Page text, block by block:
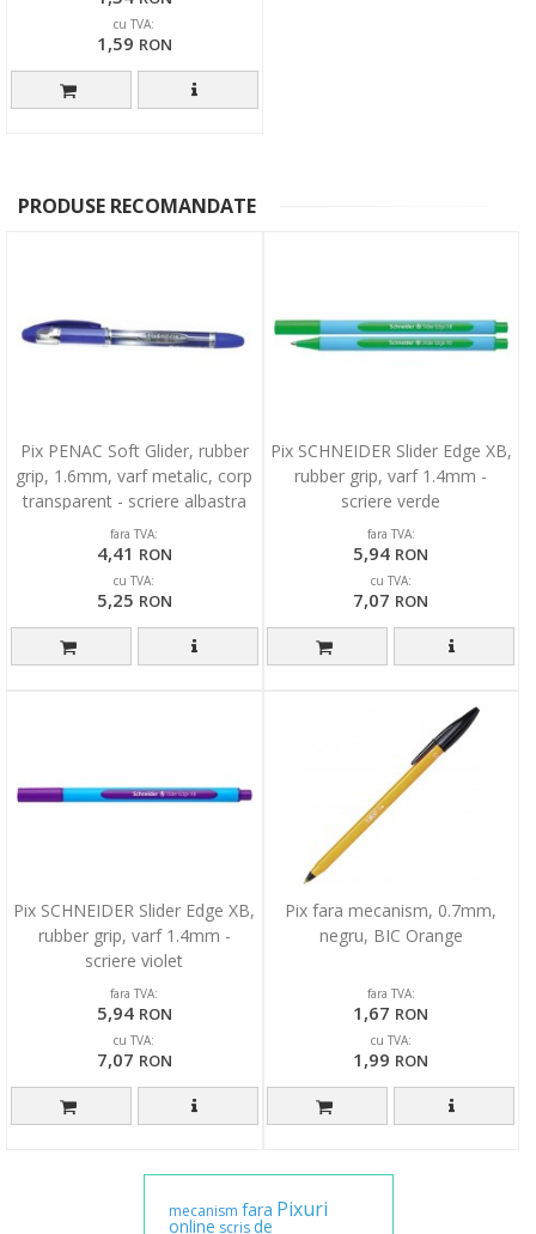
cu TVA:
1,59 RON
PRODUSE RECOMANDATE
Pix PENAC Soft Glider, rubber
grip, 1.6mm, varf metalic, corp
transparent - scriere albastra
fara TVA:
4,41 RON
cu TVA:
5,25 RON
Pix SCHNEIDER Slider Edge XB,
rubber grip, varf 1.4mm -
scriere verde
fara TVA:
5,94 RON
cu TVA:
7,07 RON
Pix SCHNEIDER Slider Edge XB,
rubber grip, varf 1.4mm -
scriere violet
fara TVA:
5,94 RON
cu TVA:
7,07 RON
Pix fara mecanism, 0.7mm,
negru, BIC Orange
fara TVA:
1,67 RON
cu TVA:
1,99 RON
mecanism fara Pixuri
online scris de